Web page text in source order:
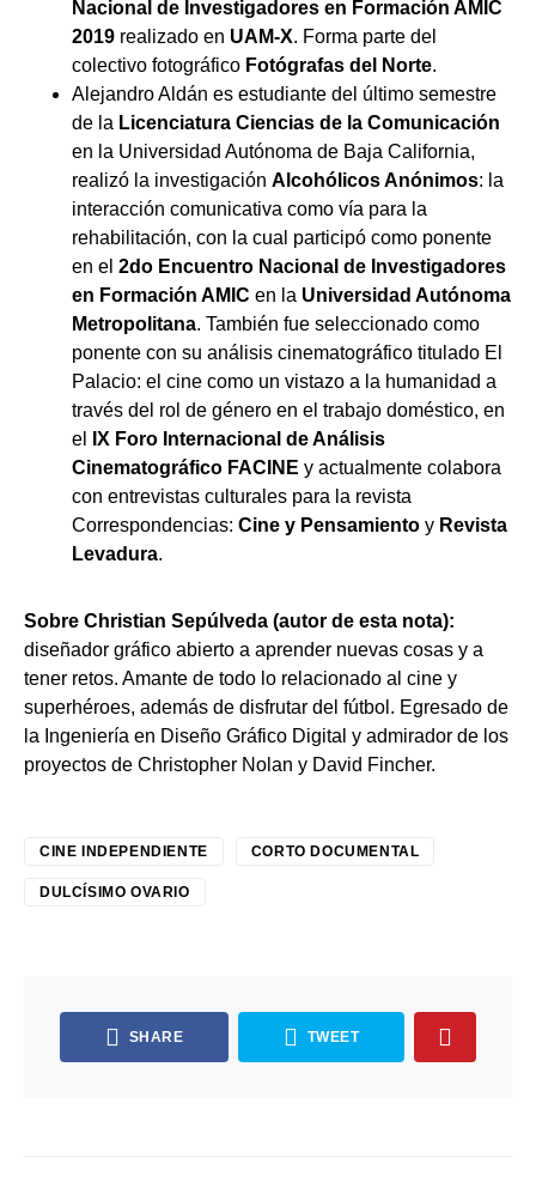
Nacional de Investigadores en Formación AMIC
2019 realizado en UAM-X. Forma parte del
colectivo fotográfico Fotógrafas del Norte.
Alejandro Aldán es estudiante del último semestre
de la Licenciatura Ciencias de la Comunicación
en la Universidad Autónoma de Baja California,
realizó la investigación Alcohólicos Anónimos: la
interacción comunicativa como vía para la
rehabilitación, con la cual participó como ponente
en el 2do Encuentro Nacional de Investigadores
en Formación AMIC en la Universidad Autónoma
Metropolitana. También fue seleccionado como
ponente con su análisis cinematográfico titulado El
Palacio: el cine como un vistazo a la humanidad a
través del rol de género en el trabajo doméstico, en
el
IX Foro Internacional de Análisis
Cinematográfico FACINE y actualmente colabora
con entrevistas culturales para la revista
Correspondencias: Cine y Pensamiento y Revista
Levadura.
Sobre Christian Sepúlveda (autor de esta nota):
diseñador gráfico abierto a aprender nuevas cosas y a
tener retos. Amante de todo lo relacionado al cine y
superhéroes, además de disfrutar del fútbol. Egresado de
la Ingeniería en Diseño Gráfico Digital y admirador de los
proyectos de Christopher Nolan y David Fincher.
CINE INDEPENDIENTE CORTO DOCUMENTAL
DULCÍSIMO OVARIO
SHARE TWEET